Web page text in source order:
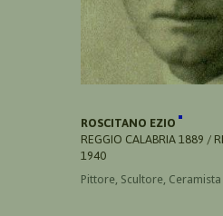
ROSCITANO EZIO
REGGIO CALABRIA 1889 /
1940
Pittore, Scultore, Ceramista